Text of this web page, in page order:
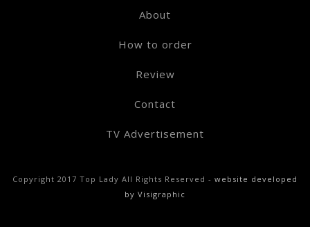
About
How to order
Review
Contact
TV Advertisement
Copyright 2017 Top Lady All Rights Reserved - website developed
by Visigraphic